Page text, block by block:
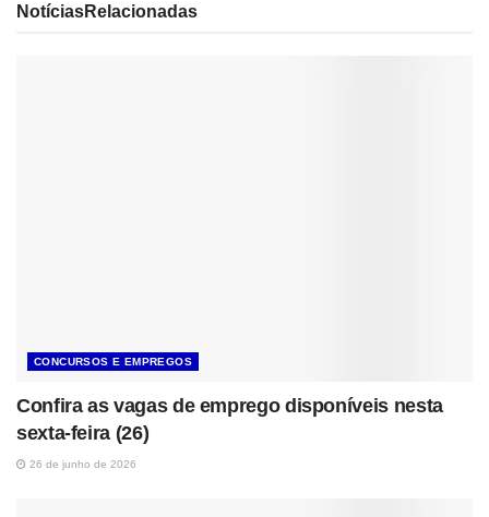
NotíciasRelacionadas
CONCURSOS E EMPREGOS
Confira as vagas de emprego disponíveis nesta
sexta-feira (26)
26 de junho de 2026